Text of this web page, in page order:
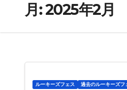
月:2025年2月
ルーキーズフェス 過去のルーキーズフ